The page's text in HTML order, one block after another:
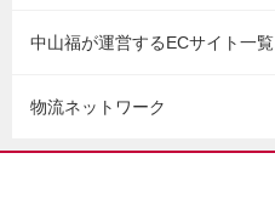
中山福が運営するECサイト一覧
物流ネットワーク